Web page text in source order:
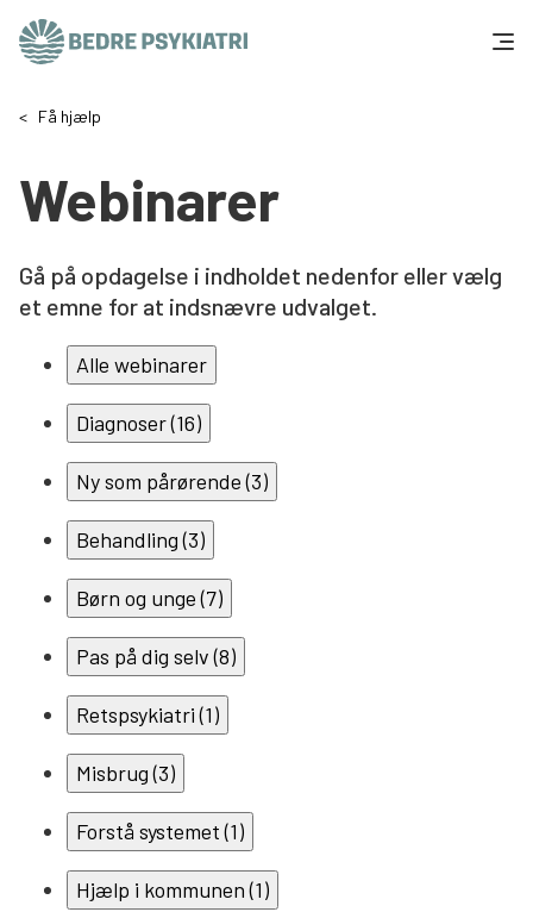
Få hjælp
Tal og fakta
Vær med
Presse og politik
Støt os
Få hjælp
Webinarer
Gå på opdagelse i indholdet nedenfor eller vælg
et emne for at indsnævre udvalget.
Alle webinarer
Diagnoser (16)
Ny som pårørende (3)
Behandling (3)
Børn og unge (7)
Pas på dig selv (8)
Retspsykiatri (1)
Misbrug (3)
Forstå systemet (1)
Hjælp i kommunen (1)